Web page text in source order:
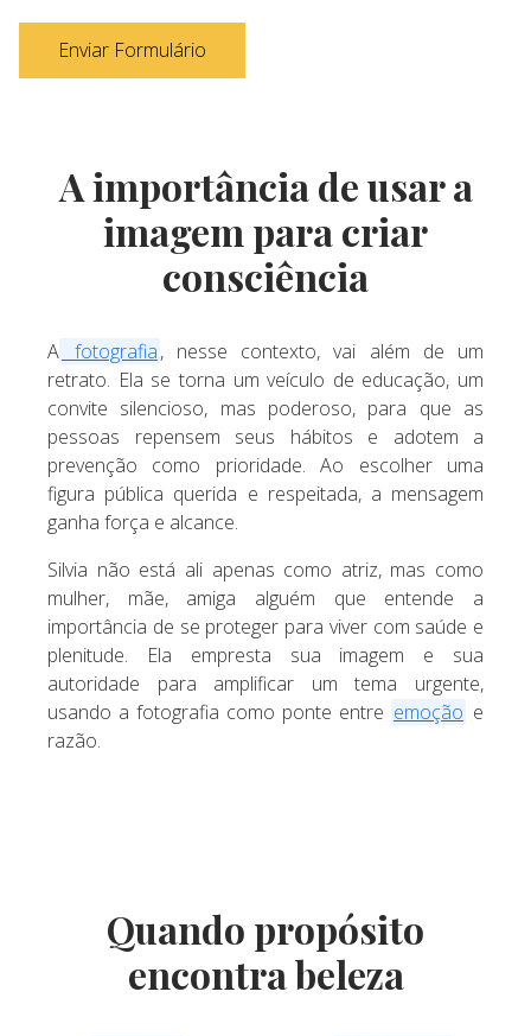
Enviar Formulário
A importância de usar a
imagem para criar
consciência
A fotografia, nesse contexto, vai além de um
retrato. Ela se torna um veículo de educação, um
convite silencioso, mas poderoso, para que as
pessoas repensem seus hábitos e adotem a
prevenção como prioridade. Ao escolher uma
figura pública querida e respeitada, a mensagem
ganha força e alcance.
Silvia não está ali apenas como atriz, mas como
mulher, mãe, amiga alguém que entende a
importância de se proteger para viver com saúde e
plenitude. Ela empresta sua imagem e sua
autoridade para amplificar um tema urgente,
usando a fotografia como ponte entre emoção e
razão.
Quando propósito
encontra beleza